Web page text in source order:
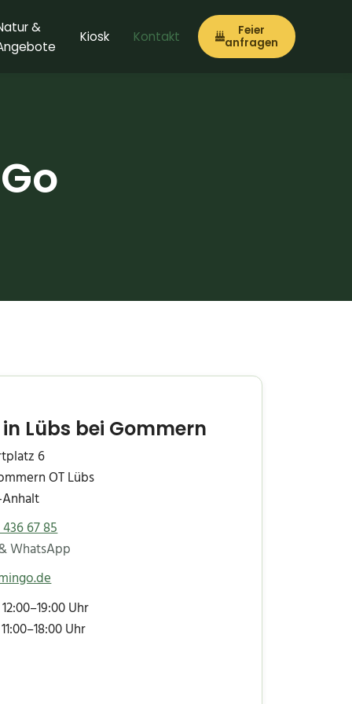
&
Kiosk Kontakt
Feier
anfragen
Lübs bei Gommern
6
OT Lübs
436 67 85
WhatsApp
Uhr
Uhr